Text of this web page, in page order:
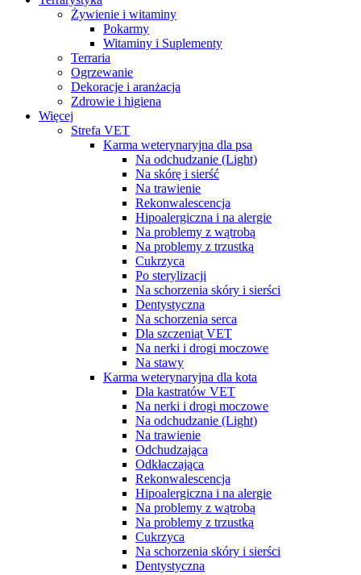
Żywienie i witaminy
Pokarmy
Witaminy i Suplementy
Terraria
Ogrzewanie
Dekoracje i aranżacja
Zdrowie i higiena
Więcej
Strefa VET
Karma weterynaryjna dla psa
Na odchudzanie (Light)
Na skórę i sierść
Na trawienie
Rekonwalescencja
Hipoalergiczna i na alergie
Na problemy z wątrobą
Na problemy z trzustką
Cukrzyca
Po sterylizacji
Na schorzenia skóry i sierści
Dentystyczna
Na schorzenia serca
Dla szczeniąt VET
Na nerki i drogi moczowe
Na stawy
Karma weterynaryjna dla kota
Dla kastratów VET
Na nerki i drogi moczowe
Na odchudzanie (Light)
Na trawienie
Odchudzająca
Odkłaczająca
Rekonwalescencja
Hipoalergiczna i na alergie
Na problemy z wątrobą
Na problemy z trzustką
Cukrzyca
Na schorzenia skóry i sierści
Dentystyczna